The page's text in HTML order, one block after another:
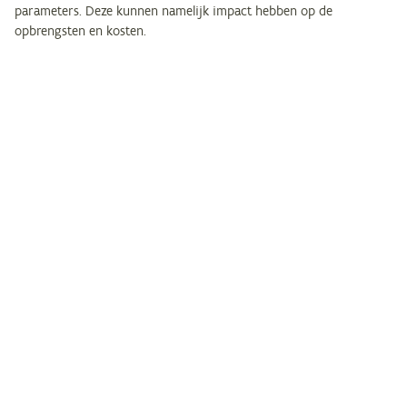
parameters. Deze kunnen namelijk impact hebben op de
opbrengsten en kosten.